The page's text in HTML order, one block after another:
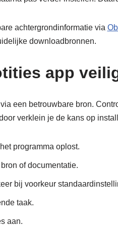
achtergrondinformatie via
downloadbronnen.
app
een betrouwbare bron.
verklein je de kans op
programma oplost.
of documentatie.
bij voorkeur
taak.
aan.